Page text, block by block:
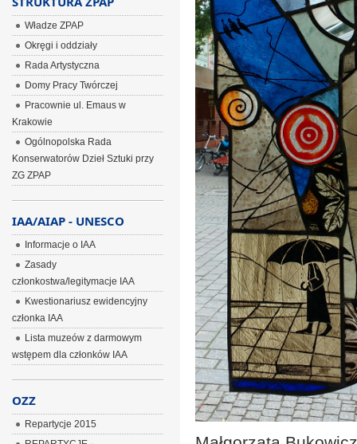
Władze ZPAP
Okręgi i oddziały
Rada Artystyczna
Domy Pracy Twórczej
Pracownie ul. Emaus w
Krakowie
Ogólnopolska Rada
Konserwatorów Dzieł Sztuki przy
ZG ZPAP
IAA/AIAP - UNESCO
Informacje o IAA
Zasady
członkostwa/legitymacje IAA
Kwestionariusz ewidencyjny
członka IAA
Lista muzeów z darmowym
wstępem dla członków IAA
OZZ
Repartycje 2015